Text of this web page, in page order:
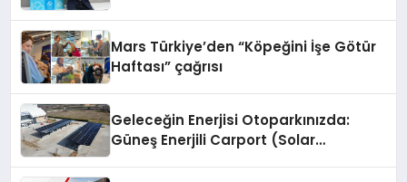
Mars Türkiye’den “Köpeğini İşe Götür
Haftası” çağrısı
Geleceğin Enerjisi Otoparkınızda:
Güneş Enerjili Carport (Solar